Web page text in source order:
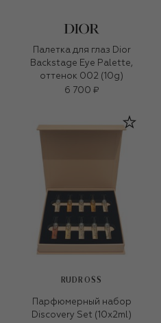
Палетка для глаз Dior
Backstage Eye Palette,
оттенок 002 (10g)
6 700 ₽
RUDROSS
Парфюмерный набор
Discovery Set (10x2ml)